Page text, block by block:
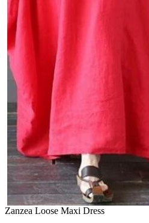
Zanzea Loose Maxi Dress